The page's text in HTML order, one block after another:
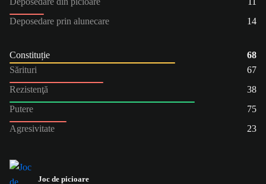
Deposedare prin alunecare
14
Constituție
68
Sărituri
67
Rezistenţă
38
Putere
75
Agresivitate
23
Joc de picioare